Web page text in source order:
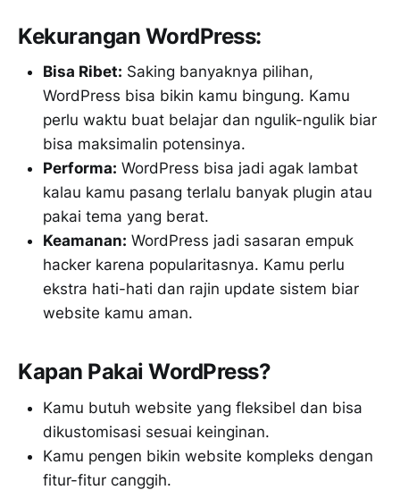
Kekurangan WordPress:
Bisa Ribet: Saking banyaknya pilihan,
WordPress bisa bikin kamu bingung. Kamu
perlu waktu buat belajar dan ngulik-ngulik biar
bisa maksimalin potensinya.
Performa: WordPress bisa jadi agak lambat
kalau kamu pasang terlalu banyak plugin atau
pakai tema yang berat.
Keamanan: WordPress jadi sasaran empuk
hacker karena popularitasnya. Kamu perlu
ekstra hati-hati dan rajin update sistem biar
website kamu aman.
Kapan Pakai WordPress?
Kamu butuh website yang fleksibel dan bisa
dikustomisasi sesuai keinginan.
Kamu pengen bikin website kompleks dengan
fitur-fitur canggih.